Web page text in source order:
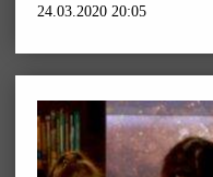
24.03.2020 20:05